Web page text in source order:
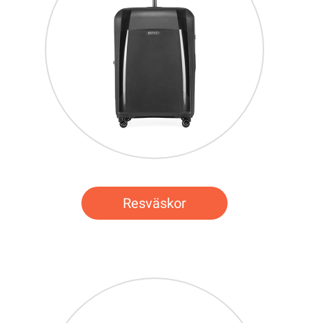
Resväskor